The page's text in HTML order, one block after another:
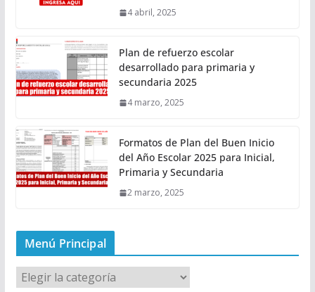
4 abril, 2025
Plan de refuerzo escolar
desarrollado para primaria y
secundaria 2025
4 marzo, 2025
Formatos de Plan del Buen Inicio
del Año Escolar 2025 para Inicial,
Primaria y Secundaria
2 marzo, 2025
Menú Principal
M